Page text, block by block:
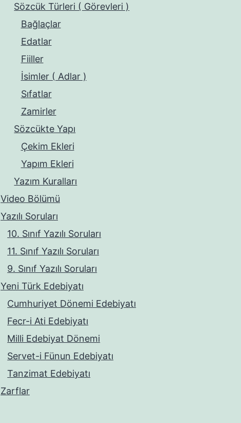
Sözcük Türleri ( Görevleri )
Bağlaçlar
Edatlar
Fiiller
İsimler ( Adlar )
Sıfatlar
Zamirler
Sözcükte Yapı
Çekim Ekleri
Yapım Ekleri
Yazım Kuralları
Video Bölümü
Yazılı Soruları
10. Sınıf Yazılı Soruları
11. Sınıf Yazılı Soruları
9. Sınıf Yazılı Soruları
Yeni Türk Edebiyatı
Cumhuriyet Dönemi Edebiyatı
Fecr-i Ati Edebiyatı
Milli Edebiyat Dönemi
Servet-i Fünun Edebiyatı
Tanzimat Edebiyatı
Zarflar